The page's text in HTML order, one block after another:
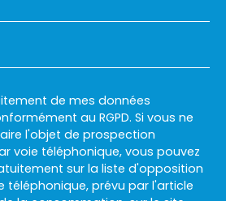
de mes données
au RGPD. Si vous ne
l'objet de prospection
voie téléphonique, vous pouvez
sur la liste d'opposition
téléphonique, prévu par l'article